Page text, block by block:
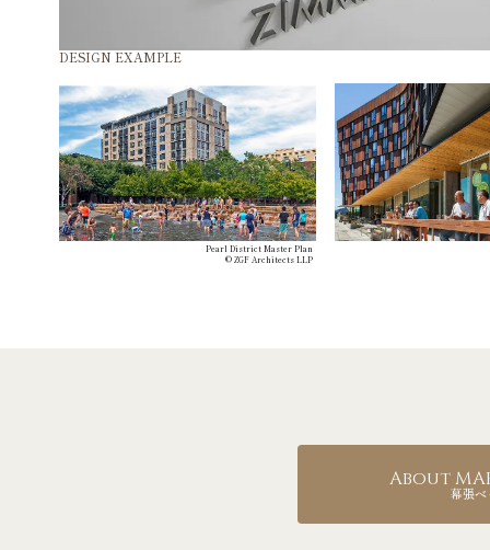
DESIGN EXAMPLE
Pearl District Master Plan
© ZGF Architects LLP
About
幕張ベ